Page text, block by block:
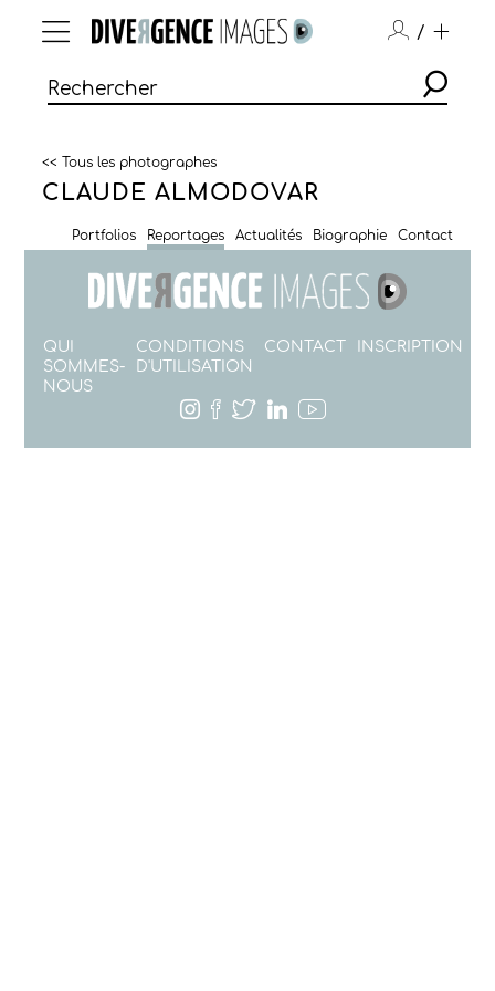
/
<< Tous les photographes
CLAUDE ALMODOVAR
Portfolios Reportages Actualités Biographie Contact
QUI
SOMMES-
NOUS
CONDITIONS
D'UTILISATION
CONTACT INSCRIPTION